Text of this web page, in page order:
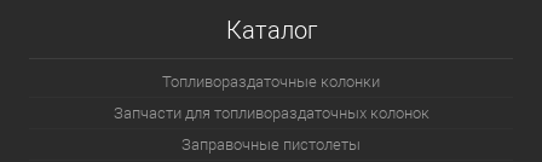
Каталог
Топливораздаточные колонки
Запчасти для топливораздаточных колонок
Заправочные пистолеты